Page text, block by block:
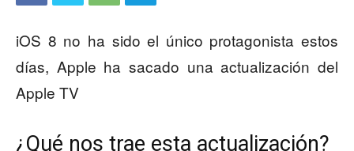
iOS 8 no ha sido el único protagonista estos
días, Apple ha sacado una actualización del
Apple TV
¿Qué nos trae esta actualización?